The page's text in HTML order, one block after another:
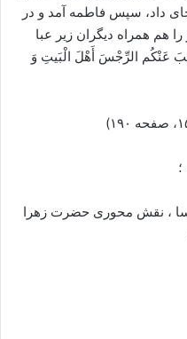
داد، سپس فاطمه آمد و در
هم همراه دیگران زیر عبا
عَنْکُم الرِّجْسَ أَهْلَ الْبَیتِ وَ
، نقش محوری حضرت زهرا